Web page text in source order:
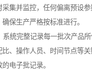
采集并监控，任何偏离预设
保生产严格按标准进行。
系统完整记录每一批次产品
比、操作人员、时间节点等关
电子批记录。